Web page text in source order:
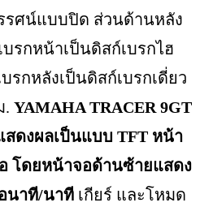
รศน์แบบปิด ส่วนด้านหลัง
รกหน้าเป็นดิสก์เบรกไฮ
รกหลังเป็นดิสก์เบรกเดี่ยว
. YAMAHA TRACER 9GT
สดงผลเป็นแบบ TFT หน้า
โดยหน้าจอด้านซ้ายแสดง
นาที/นาที เกียร์ และโหมด